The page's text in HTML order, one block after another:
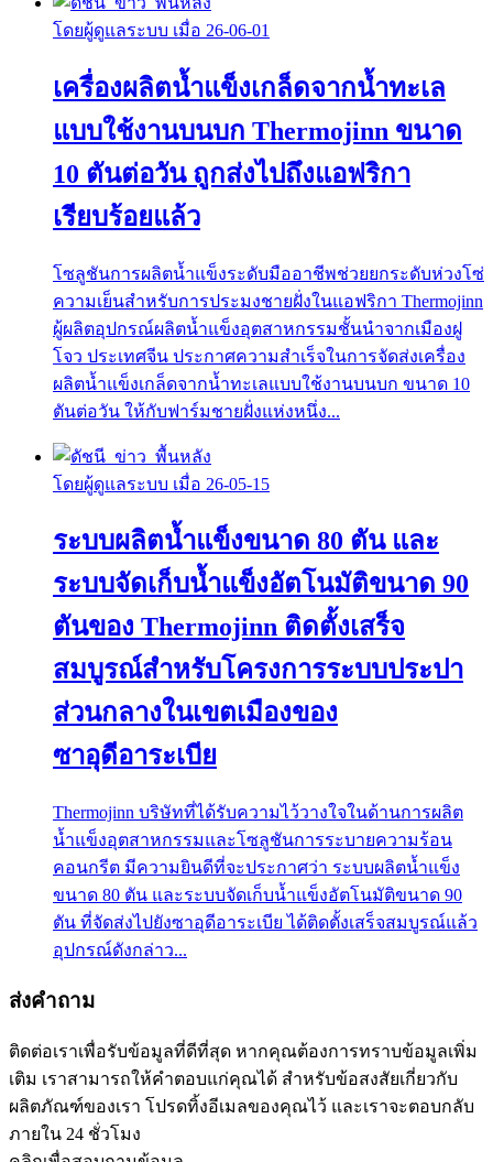
โดยผู้ดูแลระบบ เมื่อ 26-06-01
เครื่องผลิตน้ำแข็งเกล็ดจากน้ำทะเล
แบบใช้งานบนบก Thermojinn ขนาด
10 ตันต่อวัน ถูกส่งไปถึงแอฟริกา
เรียบร้อยแล้ว
โซลูชันการผลิตน้ำแข็งระดับมืออาชีพช่วยยกระดับห่วงโซ่
ความเย็นสำหรับการประมงชายฝั่งในแอฟริกา Thermojinn
ผู้ผลิตอุปกรณ์ผลิตน้ำแข็งอุตสาหกรรมชั้นนำจากเมืองฝู
โจว ประเทศจีน ประกาศความสำเร็จในการจัดส่งเครื่อง
ผลิตน้ำแข็งเกล็ดจากน้ำทะเลแบบใช้งานบนบก ขนาด 10
ตันต่อวัน ให้กับฟาร์มชายฝั่งแห่งหนึ่ง...
โดยผู้ดูแลระบบ เมื่อ 26-05-15
ระบบผลิตน้ำแข็งขนาด 80 ตัน และ
ระบบจัดเก็บน้ำแข็งอัตโนมัติขนาด 90
ตันของ Thermojinn ติดตั้งเสร็จ
สมบูรณ์สำหรับโครงการระบบประปา
ส่วนกลางในเขตเมืองของ
ซาอุดีอาระเบีย
Thermojinn บริษัทที่ได้รับความไว้วางใจในด้านการผลิต
น้ำแข็งอุตสาหกรรมและโซลูชันการระบายความร้อน
คอนกรีต มีความยินดีที่จะประกาศว่า ระบบผลิตน้ำแข็ง
ขนาด 80 ตัน และระบบจัดเก็บน้ำแข็งอัตโนมัติขนาด 90
ตัน ที่จัดส่งไปยังซาอุดีอาระเบีย ได้ติดตั้งเสร็จสมบูรณ์แล้ว
อุปกรณ์ดังกล่าว...
ส่งคำถาม
ติดต่อเราเพื่อรับข้อมูลที่ดีที่สุด หากคุณต้องการทราบข้อมูลเพิ่ม
เติม เราสามารถให้คำตอบแก่คุณได้ สำหรับข้อสงสัยเกี่ยวกับ
ผลิตภัณฑ์ของเรา โปรดทิ้งอีเมลของคุณไว้ และเราจะตอบกลับ
ภายใน 24 ชั่วโมง